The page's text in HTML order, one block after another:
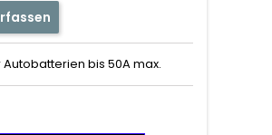
bis 50A max.